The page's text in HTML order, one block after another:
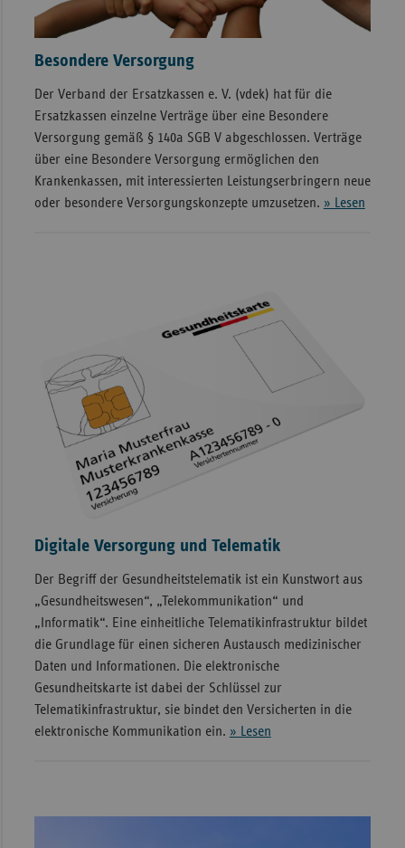
Besondere Versorgung
Der Verband der Ersatzkassen e. V. (vdek) hat für die
Ersatzkassen einzelne Verträge über eine Besondere
Versorgung gemäß § 140a SGB V abgeschlossen. Verträge
über eine Besondere Versorgung ermöglichen den
Krankenkassen, mit interessierten Leistungserbringern neue
oder besondere Versorgungskonzepte umzusetzen. » Lesen
Digitale Versorgung und Telematik
Der Begriff der Gesundheitstelematik ist ein Kunstwort aus
„Gesundheitswesen“, „Telekommunikation“ und
„Informatik“. Eine einheitliche Telematikinfrastruktur bildet
die Grundlage für einen sicheren Austausch medizinischer
Daten und Informationen. Die elektronische
Gesundheitskarte ist dabei der Schlüssel zur
Telematikinfrastruktur, sie bindet den Versicherten in die
elektronische Kommunikation ein. » Lesen